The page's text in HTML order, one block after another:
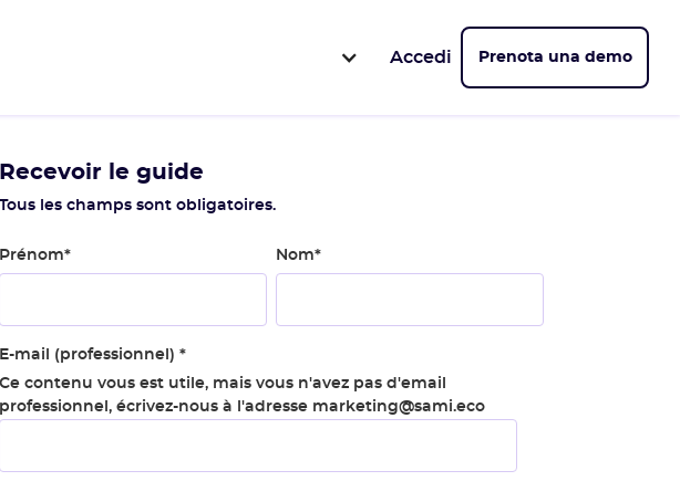
Accedi Prenota una demo
Recevoir le guide
Tous les champs sont obligatoires.
Prénom* Nom*
E-mail (professionnel)*
Ce contenu vous est utile, mais vous n'avez pas d'email
professionnel, écrivez-nous à l'adresse marketing@sami.eco